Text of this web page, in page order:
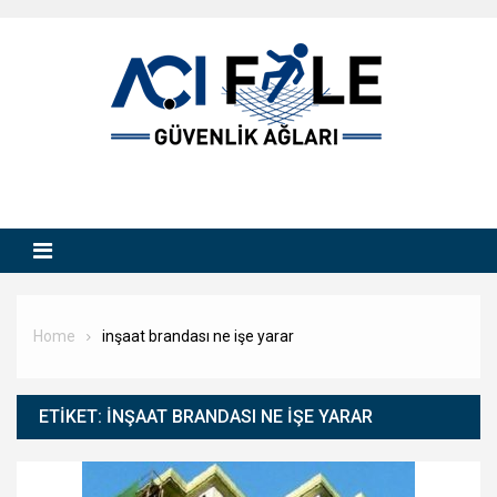
Home inşaat brandası ne işe yarar
ETIKET: INŞAAT BRANDASI NE IŞE YARAR